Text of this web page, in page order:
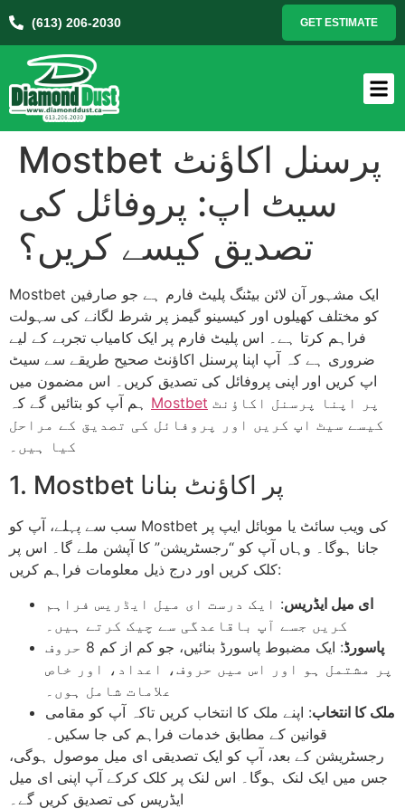
(613) 206-2030 GET ESTIMATE
Mostbet پرسنل اکاؤنٹ
سیٹ اپ: پروفائل کی
تصدیق کیسے کریں؟
Mostbet ایک مشہور آن لائن بیٹنگ پلیٹ فارم ہے جو صارفین
کو مختلف کھیلوں اور کیسینو گیمز پر شرط لگانے کی سہولت
فراہم کرتا ہے۔ اس پلیٹ فارم پر ایک کامیاب تجربے کے لیے
ضروری ہے کہ آپ اپنا پرسنل اکاؤنٹ صحیح طریقے سے سیٹ
اپ کریں اور اپنی پروفائل کی تصدیق کریں۔ اس مضمون میں
Mostbet
کیسے سیٹ اپ کریں اور پروفائل کی تصدیق کے مراحل
کیا ہیں۔
1. Mostbet پر اکاؤنٹ بنانا
سب سے پہلے، آپ کو Mostbet کی ویب سائٹ یا موبائل ایپ پر
جانا ہوگا۔ وہاں آپ کو “رجسٹریشن” کا آپشن ملے گا۔ اس پر
کلک کریں اور درج ذیل معلومات فراہم کریں:
ای میل ایڈریس: ایک درست ای میل ایڈریس فراہم
کریں جسے آپ باقاعدگی سے چیک کرتے ہیں۔
پاسورڈ
: ایک مضبوط پاسورڈ بنائیں، جو کم از کم 8 حروف
پر مشتمل ہو اور اس میں حروف، اعداد، اور خاص
علامات شامل ہوں۔
ملک کا انتخاب: اپنے ملک کا انتخاب کریں تاکہ آپ کو مقامی
قوانین کے مطابق خدمات فراہم کی جا سکیں۔
رجسٹریشن کے بعد، آپ کو ایک تصدیقی ای میل موصول ہوگی،
جس میں ایک لنک ہوگا۔ اس لنک پر کلک کرکے آپ اپنی ای میل
ایڈریس کی تصدیق کریں گے۔